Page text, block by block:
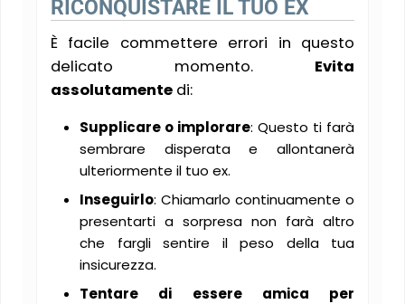
RICONQUISTARE IL TUO EX
È facile commettere errori in questo
delicato momento. Evita
assolutamente di:
Supplicare o implorare: Questo ti farà
sembrare disperata e allontanerà
ulteriormente il tuo ex.
Inseguirlo: Chiamarlo continuamente o
presentarti a sorpresa non farà altro
che fargli sentire il peso della tua
insicurezza.
Tentare di essere amica per